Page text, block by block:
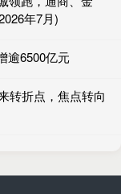
年7月)
逾6500亿元
转折点，焦点转向